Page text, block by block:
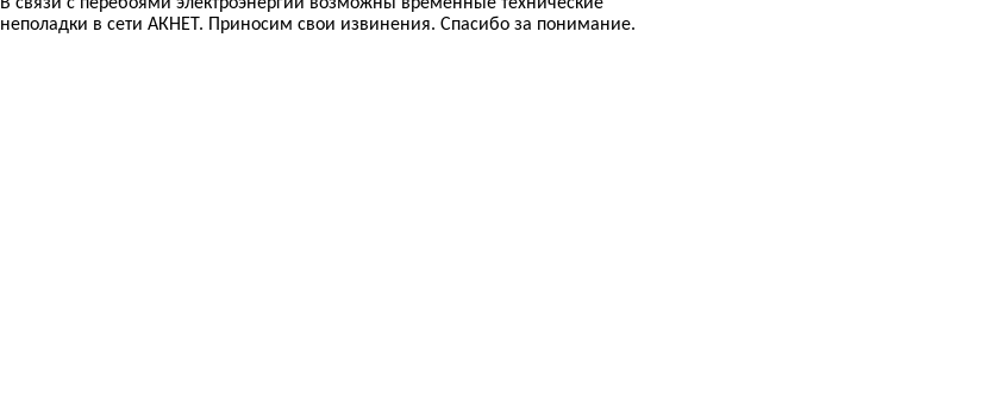
неполадки в сети АКНЕТ. Приносим свои извинения. Спасибо за понимание.